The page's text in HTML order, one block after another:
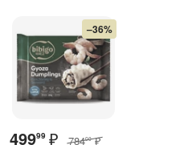
–36%
49999 ₽ 78400 ₽